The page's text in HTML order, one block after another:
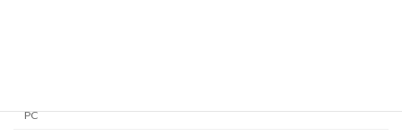
PC